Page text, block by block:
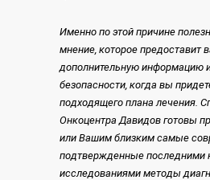
Именно по этой причине
мнение, которое предоставит
дополнительную информацию
безопасности, когда вы
подходящего плана лечения.
Онкоцентра Давидов готовы
или Вашим близким самые
подтвержденные последними
исследованиями методы